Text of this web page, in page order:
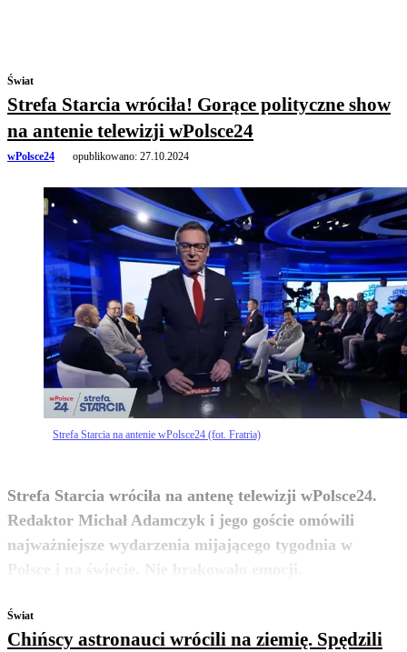
Świat
Strefa Starcia wróciła! Gorące polityczne show
na antenie telewizji wPolsce24
wPolsce24 opublikowano: 27.10.2024
Strefa Starcia na antenie wPolsce24 (fot. Fratria)
Strefa Starcia wróciła na antenę telewizji wPolsce24.
Redaktor Michał Adamczyk i jego goście omówili
najważniejsze wydarzenia mijającego tygodnia w
Polsce i na świecie. Nie brakowało emocji.
zobacz więcej
Świat
Chińscy astronauci wrócili na ziemię. Spędzili